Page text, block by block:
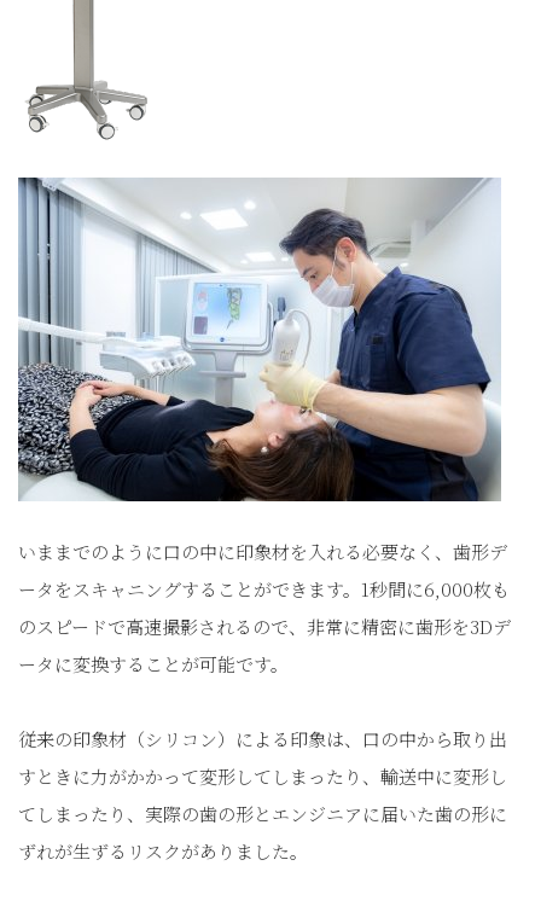
いままでのように口の中に印象材を入れる必要なく、歯形デ
ータをスキャニングすることができます。1秒間に6,000枚も
のスピードで高速撮影されるので、非常に精密に歯形を3Dデ
ータに変換することが可能です。
従来の印象材（シリコン）による印象は、口の中から取り出
すときに力がかかって変形してしまったり、輸送中に変形し
てしまったり、実際の歯の形とエンジニアに届いた歯の形に
ずれが生ずるリスクがありました。